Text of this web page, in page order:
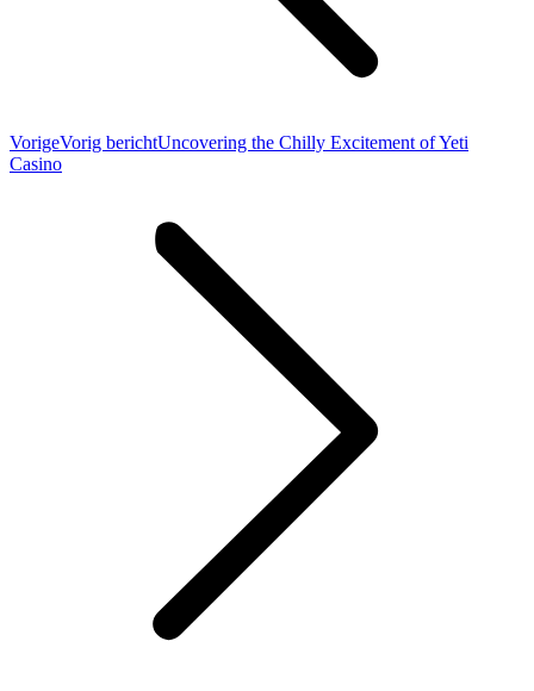
VorigeVorig berichtUncovering the Chilly Excitement of Yeti
Casino